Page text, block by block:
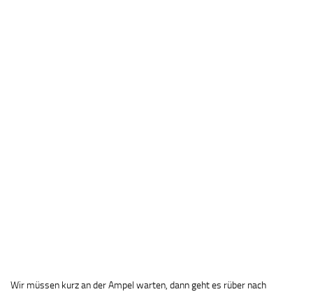
Wir müssen kurz an der Ampel warten, dann geht es rüber nach